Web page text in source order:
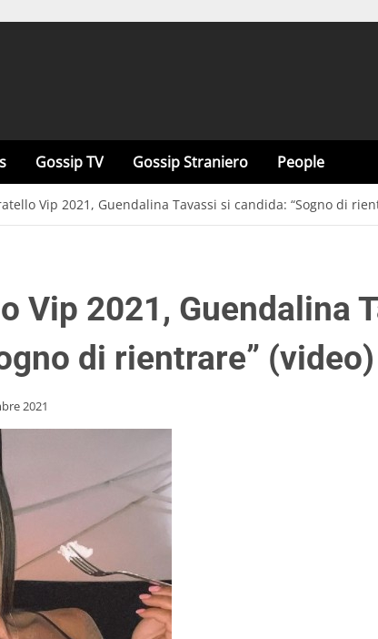
Gossip TV Gossip Straniero People
Vip 2021, Guendalina Tavassi si candida: “Sogno di
Vip 2021, Guendalina
di rientrare” (video)
2021